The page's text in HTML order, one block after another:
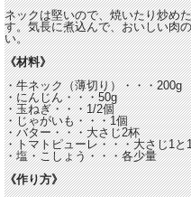
ネックは堅いので、焼いたり炒め
す。気長に煮込んで、おいしい肉
い。
《材料》
・牛ネック（薄切り）・・・200g
・にんじん・・・50g
・玉ねぎ・・・1/2個
・じゃがいも・・・1個
・バター・・・大さじ2杯
・トマトピューレ・・・大さじ1と
・塩・こしょう・・・各少量
《作り方》